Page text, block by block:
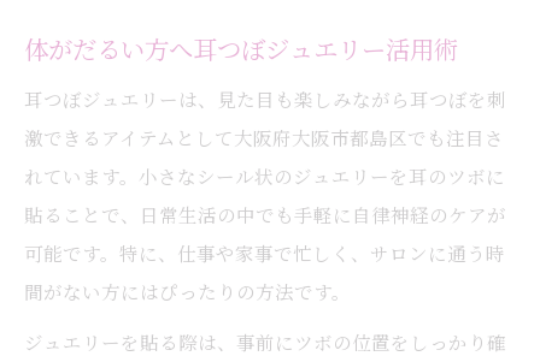
体がだるい方へ耳つぼジュエリー活用術
耳つぼジュエリーは、見た目も楽しみながら耳つぼを刺
激できるアイテムとして大阪府大阪市都島区でも注目さ
れています。小さなシール状のジュエリーを耳のツボに
貼ることで、日常生活の中でも手軽に自律神経のケアが
可能です。特に、仕事や家事で忙しく、サロンに通う時
間がない方にはぴったりの方法です。
ジュエリーを貼る際は、事前にツボの位置をしっかり確